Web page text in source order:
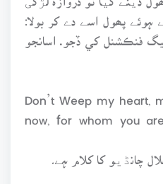
ہوئے پھول اسے دے کر بولا:
فنڪشنل کي ڏجو. اسانجو
• Don’t Weep my heart,
now, for whom you
چانڈیو کا کلام ہے۔